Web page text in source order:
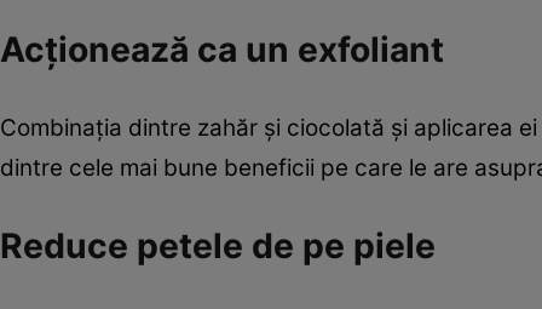
Acţionează ca un exfoliant
Combinaţia dintre zahăr şi ciocolată şi aplicarea
dintre cele mai bune beneficii pe care le are
Reduce petele de pe piele